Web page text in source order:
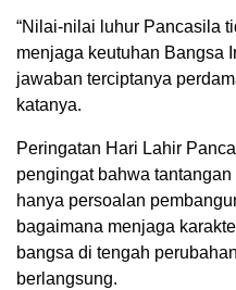
“Nilai-nilai luhur Pancasila
menjaga keutuhan Bangsa
jawaban terciptanya
katanya.
Peringatan Hari Lahir
pengingat bahwa
hanya persoalan
bagaimana menjaga
bangsa di tengah
berlangsung.